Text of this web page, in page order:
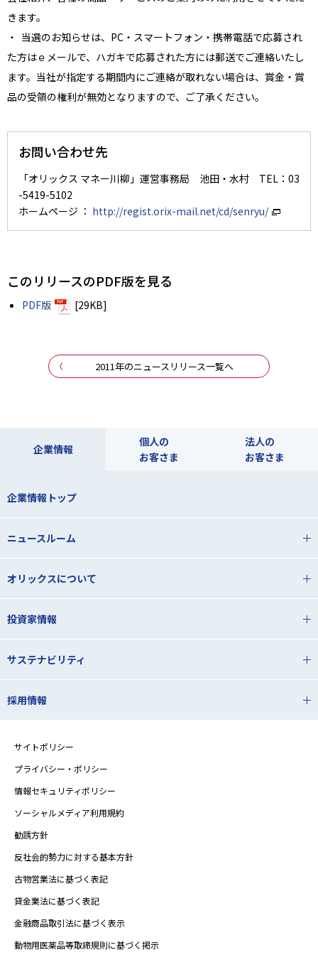
きます。
・ 当選のお知らせは、PC・スマートフォン・携帯電話で応募され
た方はｅメールで、ハガキで応募された方には郵送でご連絡いたし
ます。当社が指定する期間内にご連絡が取れない場合は、賞金・賞
品の受領の権利が無効となりますので、ご了承ください。
お問い合わせ先
「オリックス マネー川柳」運営事務局 池田・水村 TEL：03
-5419-5102
ホームページ ： http://regist.orix-mail.net/cd/senryu/
このリリースのPDF版を見る
PDF版 [29KB]
2011年のニュースリリース一覧へ
企業情報
個人の
お客さま
法人の
お客さま
企業情報トップ
ニュースルーム
オリックスについて
投資家情報
サステナビリティ
採用情報
サイトポリシー
プライバシー・ポリシー
情報セキュリティポリシー
ソーシャルメディア利用規約
勧誘方針
反社会的勢力に対する基本方針
古物営業法に基づく表記
貸金業法に基づく表記
金融商品取引法に基づく表示
動物用医薬品等取締規則に基づく掲示